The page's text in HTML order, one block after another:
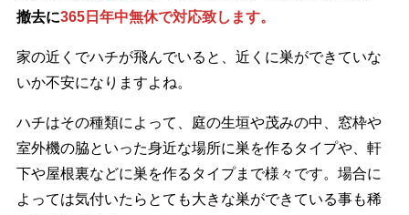
撤去に365日年中無休で対応致します。
家の近くでハチが飛んでいると、近くに巣ができていな
いか不安になりますよね。
ハチはその種類によって、庭の生垣や茂みの中、窓枠や
室外機の脇といった身近な場所に巣を作るタイプや、軒
下や屋根裏などに巣を作るタイプまで様々です。場合に
よっては気付いたらとても大きな巣ができている事も稀